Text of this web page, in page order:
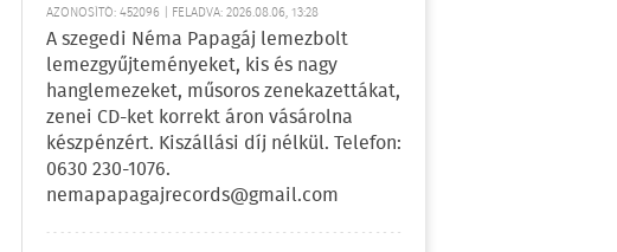
AZONOSÍTÓ: 452096 | FELADVA: 2026.08.06, 13:28
A szegedi Néma Papagáj lemezbolt
lemezgyűjteményeket, kis és nagy
hanglemezeket, műsoros zenekazettákat,
zenei CD-ket korrekt áron vásárolna
készpénzért. Kiszállási díj nélkül. Telefon:
0630 230-1076.
nemapapagajrecords@gmail.com